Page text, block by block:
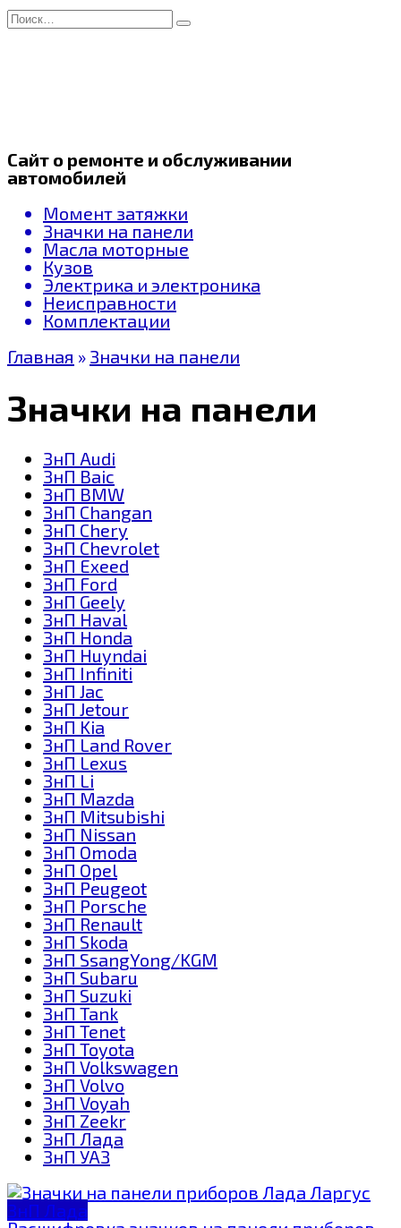
Перейти
к
Search
for:
Сайт о ремонте и обслуживании
автомобилей
Момент затяжки
Значки на панели
Масла моторные
Кузов
Электрика и электроника
Неисправности
Комплектации
Главная » Значки на панели
Значки на панели
ЗнП Audi
ЗнП Baic
ЗнП BMW
ЗнП Changan
ЗнП Chery
ЗнП Chevrolet
ЗнП Exeed
ЗнП Ford
ЗнП Geely
ЗнП Haval
ЗнП Honda
ЗнП Huyndai
ЗнП Infiniti
ЗнП Jac
ЗнП Jetour
ЗнП Kia
ЗнП Land Rover
ЗнП Lexus
ЗнП Li
ЗнП Mazda
ЗнП Mitsubishi
ЗнП Nissan
ЗнП Omoda
ЗнП Opel
ЗнП Peugeot
ЗнП Porsche
ЗнП Renault
ЗнП Skoda
ЗнП SsangYong/KGM
ЗнП Subaru
ЗнП Suzuki
ЗнП Tank
ЗнП Tenet
ЗнП Toyota
ЗнП Volkswagen
ЗнП Volvo
ЗнП Voyah
ЗнП Zeekr
ЗнП Лада
ЗнП УАЗ
ЗнП Лада